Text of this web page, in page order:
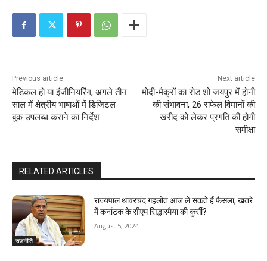
Previous article
मेडिकल हो या इंजीनियरिंग, अगले तीन
साल में क्षेत्रीय भाषाओं में डिजिटल
बुक उपलब्ध कराने का निर्देश
Next article
मोदी-मैक्रों का रोड शो जयपुर में होनी
की संभावना, 26 राफेल विमानों की
खरीद को लेकर प्रगति की होगी
समीक्षा
RELATED ARTICLES
राजनीति
राज्यपाल थावरचंद गहलोत आज ले सकते हैं फैसला, खतरे
में कर्नाटक के सीएम सिद्धारमैया की कुर्सी?
August 5, 2024